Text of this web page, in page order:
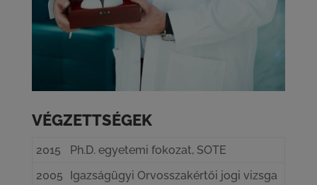
VÉGZETTSÉGEK
2015
Ph.D. egyetemi fokozat, SOTE
2005
Igazságügyi Orvosszakértői jogi vizsga